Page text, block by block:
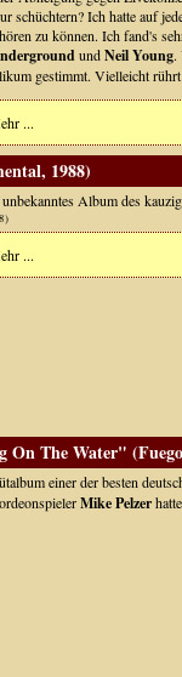
schüchtern? Ich hatte auf
zu können. Ich fand's
undNeil Young.
gestimmt. Vielleicht
...
1988)
Album des
...
The Water"
einer der besten
Mike Pelzer